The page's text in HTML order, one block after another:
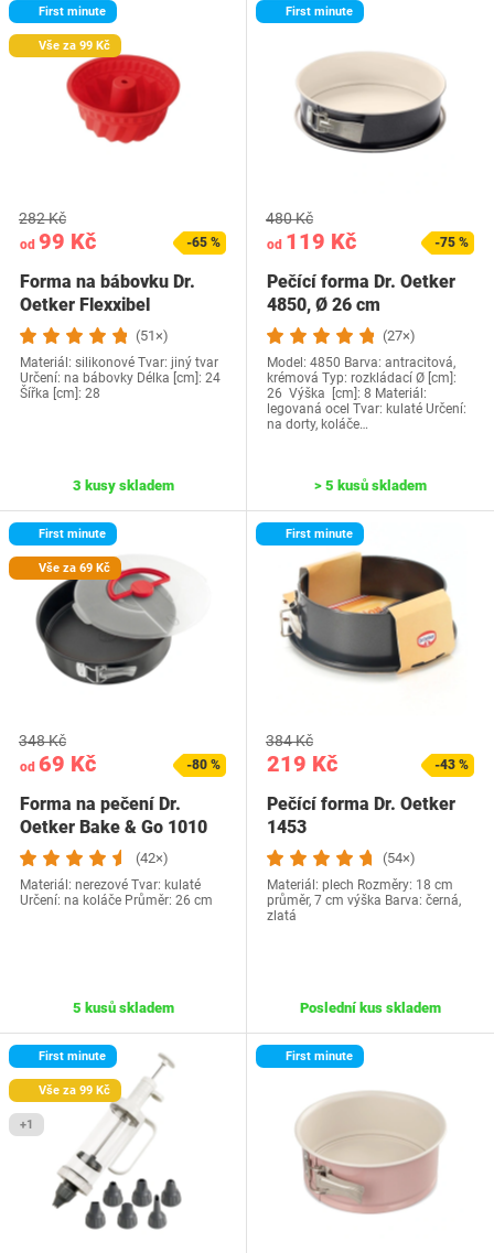
First minute
Vše za 99 Kč
od 99 Kč
282 Kč
-65 %
Forma na bábovku Dr.
Oetker Flexxibel
(51×)
Materiál: silikonové Tvar: jiný tvar
Určení: na bábovky Délka [cm]: 24
Šířka [cm]: 28
3 kusy skladem
First minute
od 119 Kč
480 Kč
-75 %
Pečící forma Dr. Oetker
4850, Ø 26 cm
(27×)
Model: 4850 Barva: antracitová,
krémová Typ: rozkládací Ø [cm]:
26 Výška [cm]: 8 Materiál:
legovaná ocel Tvar: kulaté Určení:
na dorty, koláče…
> 5 kusů skladem
First minute
Vše za 69 Kč
od 69 Kč
348 Kč
-80 %
Forma na pečení Dr.
Oetker Bake & Go 1010
(42×)
Materiál: nerezové Tvar: kulaté
Určení: na koláče Průměr: 26 cm
5 kusů skladem
First minute
219 Kč
384 Kč
-43 %
Pečící forma Dr. Oetker
1453
(54×)
Materiál: plech Rozměry: 18 cm
průměr, 7 cm výška Barva: černá,
zlatá
Poslední kus skladem
First minute
Vše za 99 Kč
+1
First minute